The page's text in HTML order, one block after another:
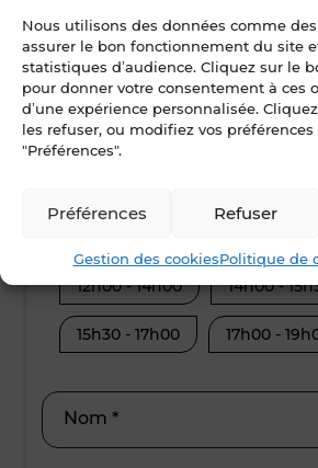
Nous utilisons des données comme
assurer le bon fonctionnement du site
statistiques d’audience. Cliquez sur le
pour donner votre consentement à ces
d’une expérience personnalisée.
les refuser, ou modifiez vos
"Préférences".
Refuser
Préférences
Gestion des cookiesPolitique de
Dès que possible
mardi • 11 août 2026
Je suis disponible toute la
10h30 -
12h00 - 14h00 14h00 -
15h30 - 17h00 17h00 -
Nom *